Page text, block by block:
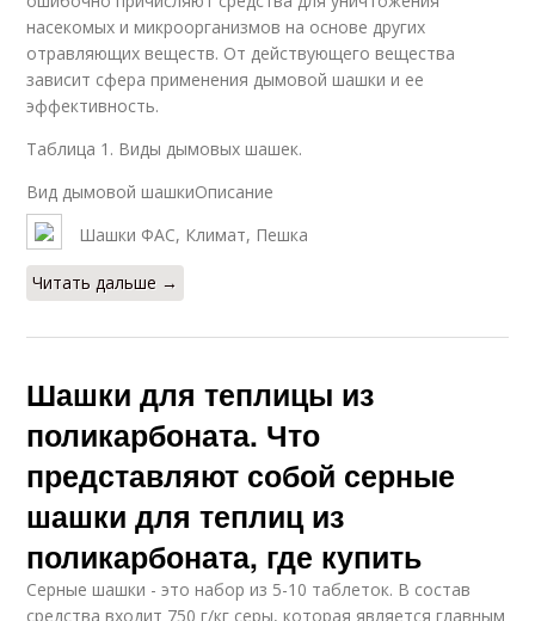
насекомых и микроорганизмов на основе других
отравляющих веществ. От действующего вещества
зависит сфера применения дымовой шашки и ее
эффективность.
Таблица 1. Виды дымовых шашек.
Вид дымовой шашкиОписание
Шашки ФАС, Климат, Пешка
Читать дальше →
Шашки для теплицы из
поликарбоната. Что
представляют собой серные
шашки для теплиц из
поликарбоната, где купить
Серные шашки - это набор из 5-10 таблеток. В состав
средства входит 750 г/кг серы, которая является главным